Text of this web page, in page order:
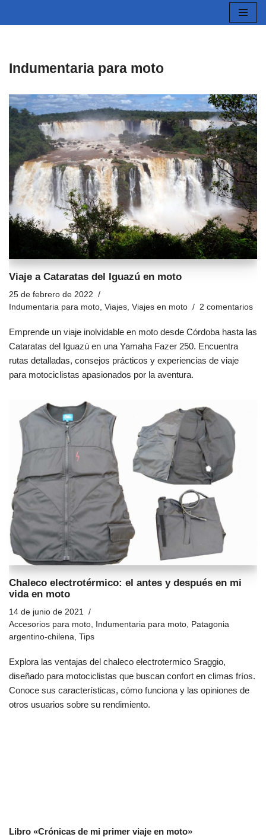
Indumentaria para moto
Viaje a Cataratas del Iguazú en moto
25 de febrero de 2022
Indumentaria para moto Viajes Viajes en moto 2 comentarios
Emprende un viaje inolvidable en moto desde Córdoba hasta las
Cataratas del Iguazú en una Yamaha Fazer 250. Encuentra
rutas detalladas, consejos prácticos y experiencias de viaje
para motociclistas apasionados por la aventura.
Chaleco electrotérmico: el antes y después en mi
vida en moto
14 de junio de 2021
Accesorios para moto Indumentaria para moto Patagonia
argentino-chilena Tips
Explora las ventajas del chaleco electrotermico Sraggio,
diseñado para motociclistas que buscan confort en climas fríos.
Conoce sus características, cómo funciona y las opiniones de
otros usuarios sobre su rendimiento.
Libro «Crónicas de mi primer viaje en moto»